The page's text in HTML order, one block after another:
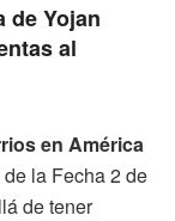
de Yojan
al
en América
la Fecha 2 de
de tener